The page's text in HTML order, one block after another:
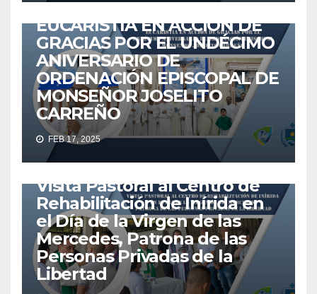
EUCARISTÍA EN ACCIÓN DE
GRACIAS POR EL UNDÉCIMO
ANIVERSARIO DE
ORDENACIÓN EPISCOPAL DE
MONSEÑOR JOSELITO
CARREÑO
FEB 17, 2025
ACTUALIDAD AGENTES EMAÚS EUCARISTÍA IGLESIA
IGLESIA CATÓLICA MISIONEROS NOTICIAS
VICARIATO APOSTÓLICO DE INÍRIDA VICINIRIDATV
Visita Pastoral al Centro de
Rehabilitación de Inírida en
el Día de la Virgen de las
Mercedes, Patrona de las
Personas Privadas de la
Libertad